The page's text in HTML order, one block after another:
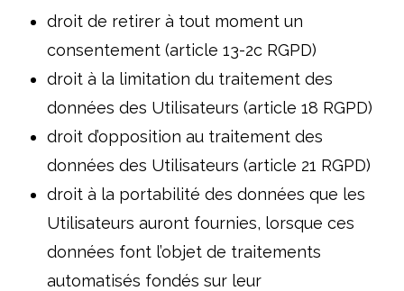
droit de retirer à tout moment un
consentement (article 13-2c RGPD)
droit à la limitation du traitement des
données des Utilisateurs (article 18 RGPD)
droit d’opposition au traitement des
données des Utilisateurs (article 21 RGPD)
droit à la portabilité des données que les
Utilisateurs auront fournies, lorsque ces
données font l’objet de traitements
automatisés fondés sur leur